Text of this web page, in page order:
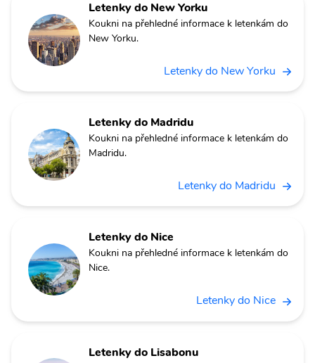
Letenky do New Yorku
Koukni na přehledné informace k letenkám do
New Yorku.
Letenky do New Yorku
Letenky do Madridu
Koukni na přehledné informace k letenkám do
Madridu.
Letenky do Madridu
Letenky do Nice
Koukni na přehledné informace k letenkám do
Nice.
Letenky do Nice
Letenky do Lisabonu